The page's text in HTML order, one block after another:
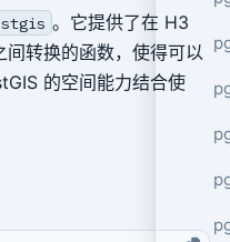
。它提供了在 H3
转换的函数，使得可以
的空间能力结合使